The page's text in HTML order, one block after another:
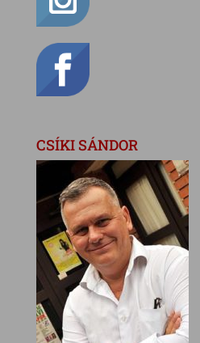
CSÍKI SÁNDOR